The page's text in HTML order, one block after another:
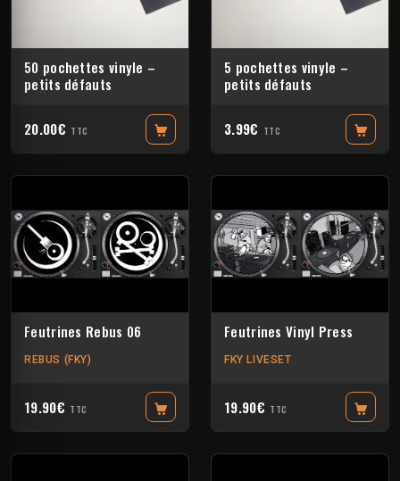
50 pochettes vinyle –
petits défauts
20.00€ TTC
5 pochettes vinyle –
petits défauts
3.99€ TTC
Feutrines Rebus 06
REBUS (FKY)
19.90€ TTC
Feutrines Vinyl Press
FKY LIVESET
19.90€ TTC